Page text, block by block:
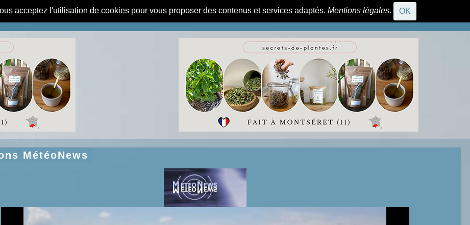
acceptez l'utilisation de cookies pour vous proposer des contenus et services adaptés. Mentions légales. OK
CONNEXION
MétéoNews